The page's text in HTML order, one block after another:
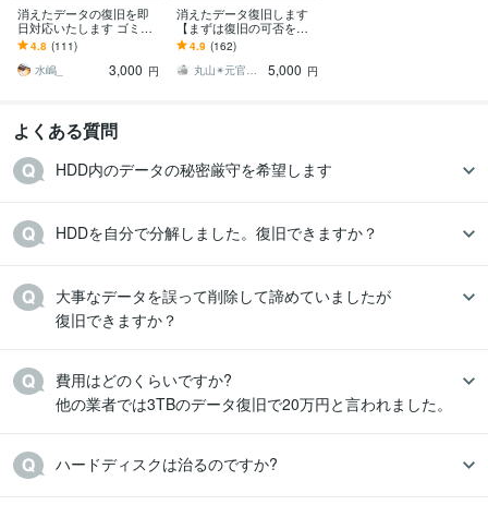
消えたデータの復旧を即
日対応いたします ゴミ箱
から消したデータも復旧
いたします！読み込まな
くてもOK
4.8 (111)
水嶋_
3,000 円
消えたデータ復旧します
【まずは復旧の可否を診
断させて頂きます。】
4.9 (162)
丸山✴︎元官公庁システム担当
5,000 円
よくある質問
HDD内のデータの秘密厳守を希望します
HDDを自分で分解しました。復旧できますか？
大事なデータを誤って削除して諦めていましたが
復旧できますか？
費用はどのくらいですか?
他の業者では3TBのデータ復旧で20万円と言われました。
ハードディスクは治るのですか?